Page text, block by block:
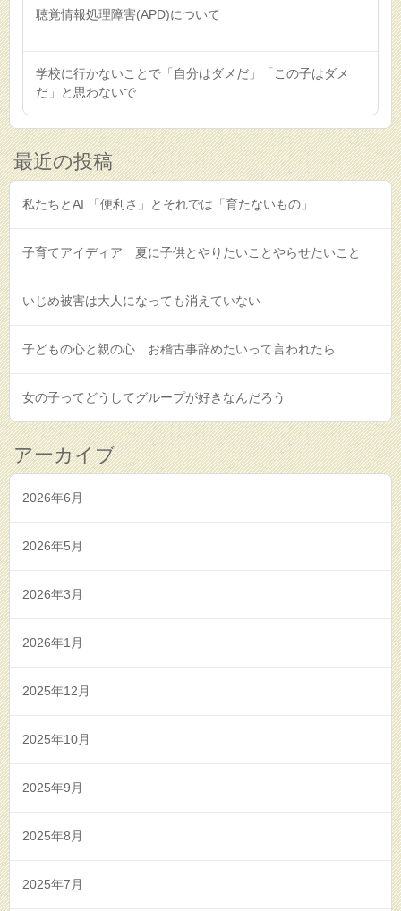
聴覚情報処理障害(APD)について
学校に行かないことで「自分はダメだ」「この子はダメ
だ」と思わないで
最近の投稿
私たちとAI 「便利さ」とそれでは「育たないもの」
子育てアイディア 夏に子供とやりたいことやらせたいこと
いじめ被害は大人になっても消えていない
子どもの心と親の心 お稽古事辞めたいって言われたら
女の子ってどうしてグループが好きなんだろう
アーカイブ
2026年6月
2026年5月
2026年3月
2026年1月
2025年12月
2025年10月
2025年9月
2025年8月
2025年7月